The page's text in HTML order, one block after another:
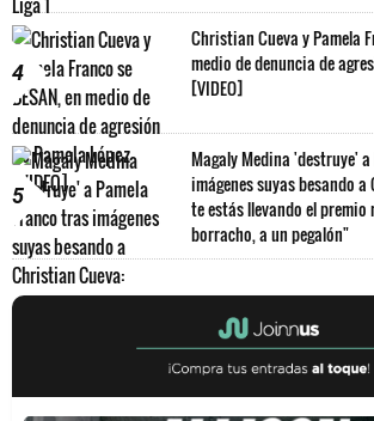
4
Christian Cueva y Pamela
medio de denuncia de
[VIDEO]
5
Magaly Medina 'destruye'
imágenes suyas besando
te estás llevando el premio
borracho, a un pegalón"